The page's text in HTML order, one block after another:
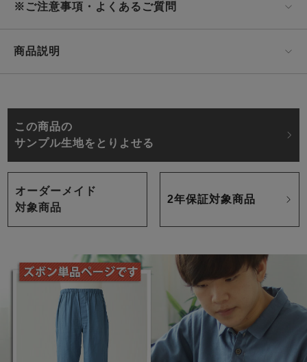
※ご注意事項・よくあるご質問
商品説明
この商品の
サンプル生地をとりよせる
オーダーメイド
対象商品
2年保証対象商品